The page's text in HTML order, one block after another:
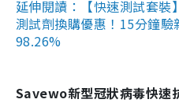
延伸閱讀：【快速測試套裝
測試劑換購優惠！15分鐘驗
98.26%
Savewo新型冠狀病毒快速